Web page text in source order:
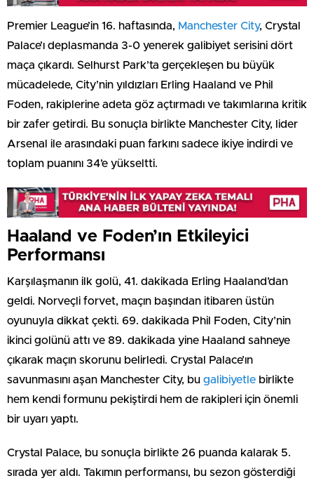
Premier League’in 16. haftasında, Manchester City, Crystal
Palace’ı deplasmanda 3-0 yenerek galibiyet serisini dört
maça çıkardı. Selhurst Park’ta gerçekleşen bu büyük
mücadelede, City’nin yıldızları Erling Haaland ve Phil
Foden, rakiplerine adeta göz açtırmadı ve takımlarına kritik
bir zafer getirdi. Bu sonuçla birlikte Manchester City, lider
Arsenal ile arasındaki puan farkını sadece ikiye indirdi ve
toplam puanını 34’e yükseltti.
Haaland ve Foden’ın Etkileyici
Performansı
Karşılaşmanın ilk golü, 41. dakikada Erling Haaland’dan
geldi. Norveçli forvet, maçın başından itibaren üstün
oyunuyla dikkat çekti. 69. dakikada Phil Foden, City’nin
ikinci golünü attı ve 89. dakikada yine Haaland sahneye
çıkarak maçın skorunu belirledi. Crystal Palace’ın
savunmasını aşan Manchester City, bu galibiyetle birlikte
hem kendi formunu pekiştirdi hem de rakipleri için önemli
bir uyarı yaptı.
Crystal Palace, bu sonuçla birlikte 26 puanda kalarak 5.
sırada yer aldı. Takımın performansı, bu sezon gösterdiği